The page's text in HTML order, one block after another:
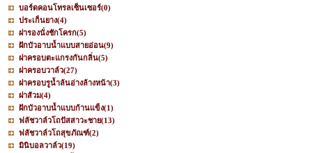
บอร์ดคอนโทรลเซ็นเซอร์(0)
ประเก็นยาง(4)
ฝารองนั่งชักโครก(5)
ฝักบัวอาบน้ำแบบสายอ่อน(9)
ฝาครอบตะแกรงกันกลิ่น(5)
ฝาครอบวาล์ว(27)
ฝาครอบรูน้ำล้นอ่างล้างหน้า(3)
ฝาส้วม(4)
ฝักบัวอาบน้ำแบบก้านแข็ง(1)
ฟลัชวาล์วโถปัสสาวะชาย(13)
ฟลัชวาล์วโถสุขภัณฑ์(2)
มินิบอลวาล์ว(19)